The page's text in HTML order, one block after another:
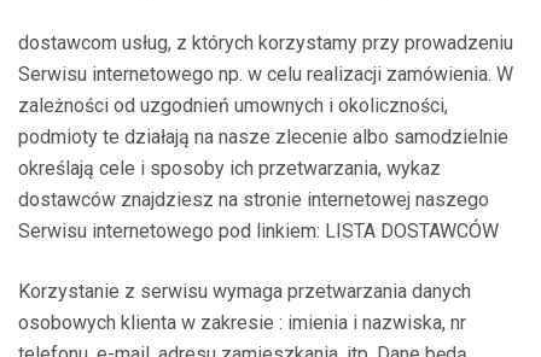
dostawcom usług, z których korzystamy przy prowadzeniu
Serwisu internetowego np. w celu realizacji zamówienia. W
zależności od uzgodnień umownych i okoliczności,
podmioty te działają na nasze zlecenie albo samodzielnie
określają cele i sposoby ich przetwarzania, wykaz
dostawców znajdziesz na stronie internetowej naszego
Serwisu internetowego pod linkiem: LISTA DOSTAWCÓW
Korzystanie z serwisu wymaga przetwarzania danych
osobowych klienta w zakresie : imienia i nazwiska, nr